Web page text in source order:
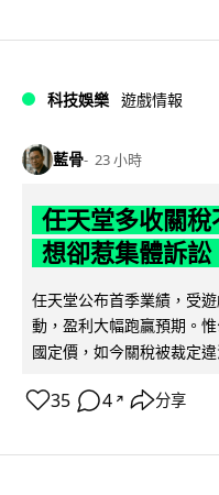
科技娛樂 遊戲情報
藍骨 23 小時
任天堂多收關
想卻惹集體訴訟
任天堂公布首季業績，受
動，盈利大幅跑贏預期。
國定價，如今關稅被裁定
35 4 ↗ 分享